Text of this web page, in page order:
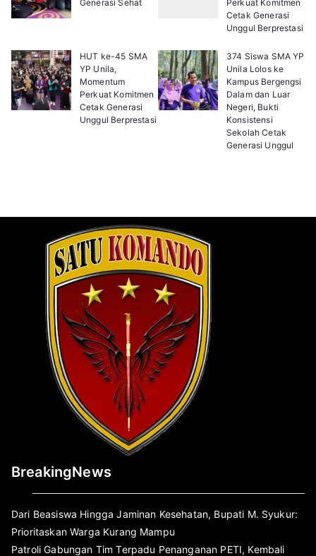
Generasi Sehat
Perkuat Komitmen
Cetak Generasi
Unggul Berprestasi
HUT ke-45 SMA
YP Unila,
Momentum
Perkuat Komitmen
Cetak Generasi
Unggul Berprestasi
374 Siswa SMA YP
Unila Lolos ke
Kampus Bergengsi
Dalam dan Luar
Negeri, Bukti
Konsistensi
Sekolah Cetak
Generasi Unggul
BreakingNews
Dari Beasiswa Hingga Jaminan Kesehatan, Bupati M. Syukur:
Prioritaskan Warga Kurang Mampu
Patroli Gabungan Tim Terpadu Penanganan PETI, Kembali